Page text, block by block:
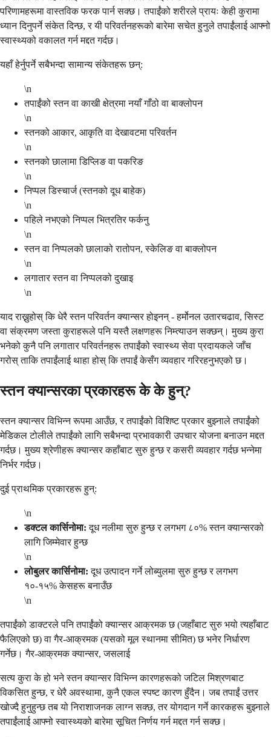
परिणामहरूमा वास्तविक फरक पार्न सक्छ। तपाईंको शरीरले प्रायः केही कुरामा
ध्यान दिनुपर्ने संकेत दिन्छ, र यी परिवर्तनहरूको बारेमा सचेत हुनुले तपाईंलाई आफ्नो
स्वास्थ्यको वकालत गर्न मद्दत गर्दछ।
यहाँ हेर्नुपर्ने सबैभन्दा सामान्य संकेतहरू छन्:
\n
तपाईंको स्तन वा काखी क्षेत्रमा नयाँ गाँठो वा बाक्लोपन
\n
स्तनको आकार, आकृति वा देखावटमा परिवर्तन
\n
स्तनको छालामा डिप्लिङ वा पकरिङ
\n
निप्पल डिस्चार्ज (स्तनको दूध बाहेक)
\n
पहिले नभएको निप्पल भित्रतिर फर्कनु
\n
स्तन वा निप्पलको छालाको रातोपन, स्केलिङ वा बाक्लोपन
\n
लगातार स्तन वा निप्पलको दुखाइ
\n
याद राख्नुहोस् कि धेरै स्तन परिवर्तन क्यान्सर होइनन् - हर्मोनल उतारचढाव, सिस्ट
वा संक्रमण जस्ता कुराहरूले पनि यस्तै लक्षणहरू निम्त्याउन सक्छन्। मुख्य कुरा
भनेको कुनै पनि लगातार परिवर्तनहरू तपाईंको स्वास्थ्य सेवा प्रदायकले जाँच
गरोस् ताकि तपाईंलाई थाहा होस् कि तपाईं केसँग व्यवहार गरिरहनुभएको छ।
स्तन क्यान्सरका प्रकारहरू के के हुन्?
स्तन क्यान्सर विभिन्न रूपमा आउँछ, र तपाईंको विशिष्ट प्रकार बुझ्नाले तपाईंको
मेडिकल टोलीले तपाईंको लागि सबैभन्दा प्रभावकारी उपचार योजना बनाउन मद्दत
गर्दछ। मुख्य श्रेणीहरू क्यान्सर कहाँबाट सुरु हुन्छ र कसरी व्यवहार गर्दछ भन्नेमा
निर्भर गर्दछ।
दुई प्राथमिक प्रकारहरू हुन्:
\n
डक्टल कार्सिनोमा: दूध नलीमा सुरु हुन्छ र लगभग ८०% स्तन क्यान्सरको
लागि जिम्मेवार हुन्छ
\n
लोबुलर कार्सिनोमा: दूध उत्पादन गर्ने लोब्युलमा सुरु हुन्छ र लगभग
१०-१५% केसहरू बनाउँछ
\n
तपाईंको डाक्टरले पनि तपाईंको क्यान्सर आक्रमक छ (जहाँबाट सुरु भयो त्यहाँबाट
फैलिएको छ) वा गैर-आक्रमक (यसको मूल स्थानमा सीमित) छ भनेर निर्धारण
गर्नेछ। गैर-आक्रमक क्यान्सर, जसलाई
सत्य कुरा के हो भने स्तन क्यान्सर विभिन्न कारणहरूको जटिल मिश्रणबाट
विकसित हुन्छ, र धेरै अवस्थामा, कुनै एकल स्पष्ट कारण हुँदैन। जब तपाईं उत्तर
खोज्दै हुनुहुन्छ तब यो निराशाजनक लाग्न सक्छ, तर योगदान गर्ने कारकहरू बुझ्नाले
तपाईंलाई आफ्नो स्वास्थ्यको बारेमा सूचित निर्णय गर्न मद्दत गर्न सक्छ।